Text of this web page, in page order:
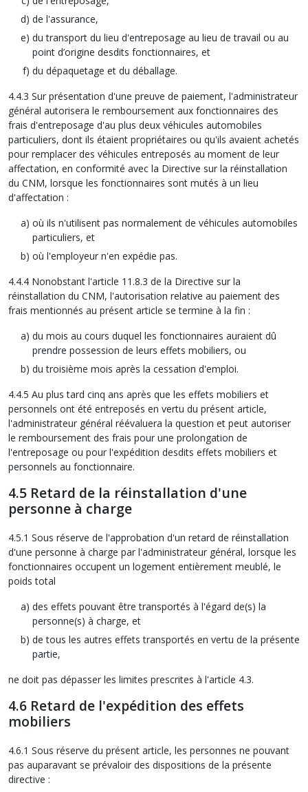
de l'assurance,
du transport du lieu d'entreposage au lieu de travail ou au
point d’origine desdits fonctionnaires, et
du dépaquetage et du déballage.
4.4.3 Sur présentation d'une preuve de paiement, l'administrateur
général autorisera le remboursement aux fonctionnaires des
frais d'entreposage d'au plus deux véhicules automobiles
particuliers, dont ils étaient propriétaires ou qu'ils avaient achetés
pour remplacer des véhicules entreposés au moment de leur
affectation, en conformité avec la Directive sur la réinstallation
du CNM, lorsque les fonctionnaires sont mutés à un lieu
d'affectation :
où ils n'utilisent pas normalement de véhicules automobiles
particuliers, et
où l'employeur n'en expédie pas.
4.4.4 Nonobstant l'article 11.8.3 de la Directive sur la
réinstallation du CNM, l'autorisation relative au paiement des
frais mentionnés au présent article se termine à la fin :
du mois au cours duquel les fonctionnaires auraient dû
prendre possession de leurs effets mobiliers, ou
du troisième mois après la cessation d'emploi.
4.4.5 Au plus tard cinq ans après que les effets mobiliers et
personnels ont été entreposés en vertu du présent article,
l'administrateur général réévaluera la question et peut autoriser
le remboursement des frais pour une prolongation de
l'entreposage ou pour l'expédition desdits effets mobiliers et
personnels au fonctionnaire.
4.5 Retard de la réinstallation d'une
personne à charge
4.5.1 Sous réserve de l'approbation d'un retard de réinstallation
d'une personne à charge par l'administrateur général, lorsque les
fonctionnaires occupent un logement entièrement meublé, le
poids total
des effets pouvant être transportés à l'égard de(s) la
personne(s) à charge, et
de tous les autres effets transportés en vertu de la présente
partie,
ne doit pas dépasser les limites prescrites à l'article 4.3.
4.6 Retard de l'expédition des effets
mobiliers
4.6.1 Sous réserve du présent article, les personnes ne pouvant
pas auparavant se prévaloir des dispositions de la présente
directive :